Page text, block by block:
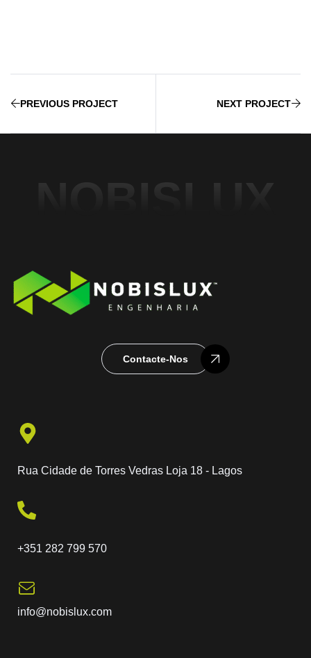
PREVIOUS PROJECT NEXT PROJECT
Contacte-Nos
Rua Cidade de Torres Vedras Loja 18 - Lagos
+351 282 799 570
info@nobislux.com